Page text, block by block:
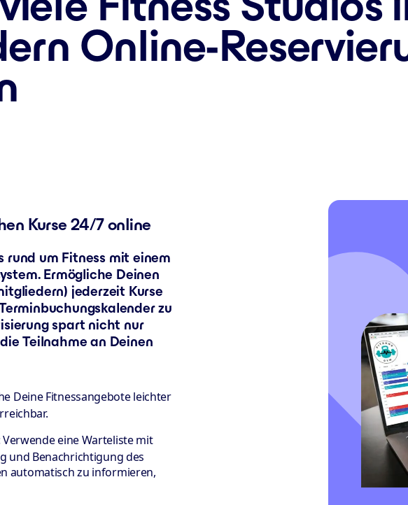
Online-
Kurse 24/7 online
rund um Fitness mit einem
Ermögliche Deinen
jederzeit Kurse
zu
spart nicht nur
Teilnahme an Deinen
Deine Fitnessangebote leichter
Verwende eine Warteliste mit
und Benachrichtigung des
automatisch zu informieren,